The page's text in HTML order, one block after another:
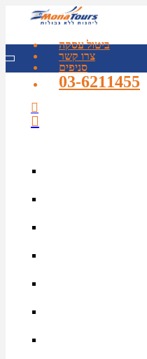
ביטול עסקה
צרו קשר
סניפים
03-6211455